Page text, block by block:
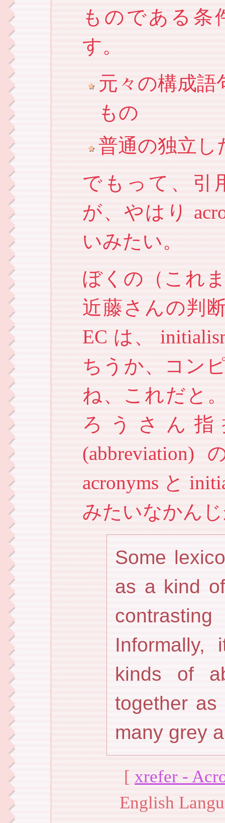
ものである条
す。
元々の構成語
もの
普通の独立し
でもって、引
が、やはり
いみたい。
ぼくの（これ
近藤さんの判
EC は、
ちうか、コン
ね、これだと
ろうさん
acronyms と
みたいなかん
Some
as a kind
kinds of
together
many grey
[ xrefer -
English